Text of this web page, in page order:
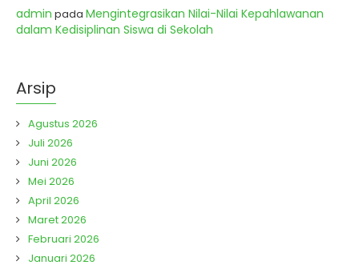
admin pada Mengintegrasikan Nilai-Nilai Kepahlawanan
dalam Kedisiplinan Siswa di Sekolah
Arsip
Agustus 2026
Juli 2026
Juni 2026
Mei 2026
April 2026
Maret 2026
Februari 2026
Januari 2026